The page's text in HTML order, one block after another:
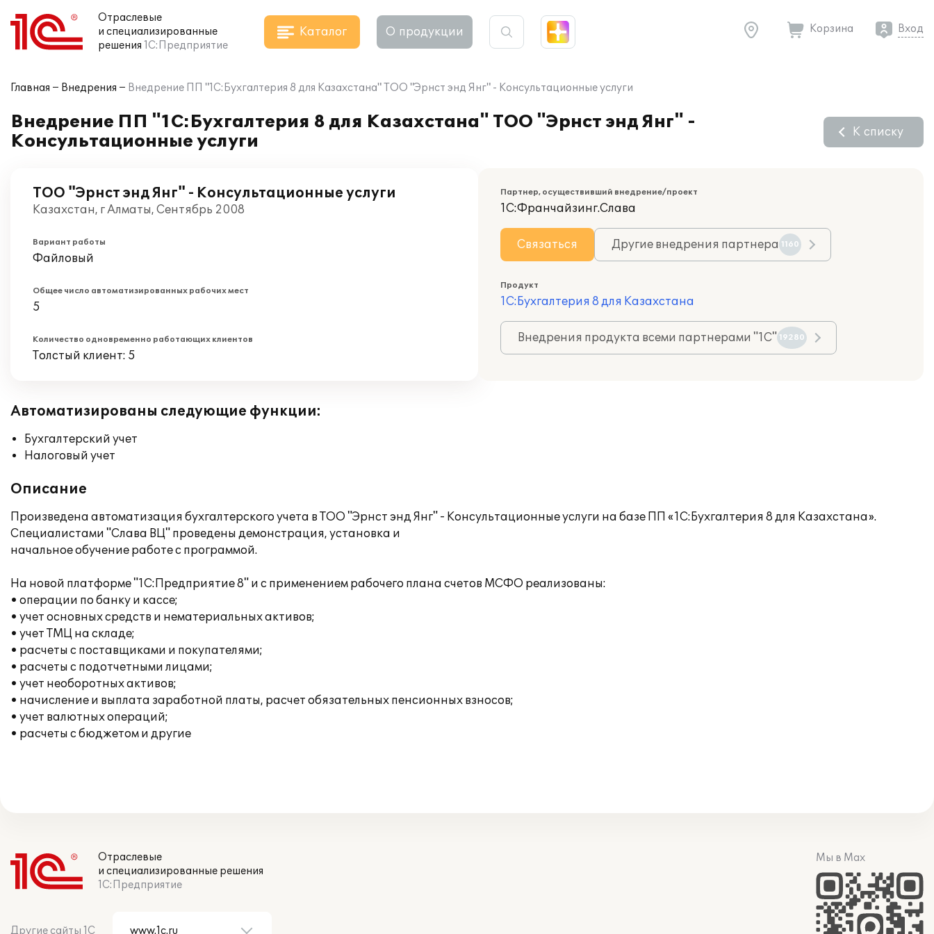
Отраслевые
и специализированные
решения 1С:Предприятие
Каталог О продукции Корзина Вход
Главная Внедрения Внедрение ПП "1С:Бухгалтерия 8 для Казахстана" ТОО "Эрнст энд Янг" - Консультационные услуги
Внедрение ПП "1С:Бухгалтерия 8 для Казахстана" ТОО "Эрнст энд Янг" -
Консультационные услуги
К списку
ТОО "Эрнст энд Янг" - Консультационные услуги
Казахстан, г Алматы, Сентябрь 2008
Вариант работы
Файловый
Общее число автоматизированных рабочих мест
5
Количество одновременно работающих клиентов
Толстый клиент: 5
Партнер, осуществивший внедрение/проект
1С:Франчайзинг.Слава
Связаться Другие внедрения партнера 1160
Продукт
1С:Бухгалтерия 8 для Казахстана
Внедрения продукта всеми партнерами "1С" 19280
Автоматизированы следующие функции:
Бухгалтерский учет
Налоговый учет
Описание
Произведена автоматизация бухгалтерского учета в ТОО "Эрнст энд Янг" - Консультационные услуги на базе ПП «1С:Бухгалтерия 8 для Казахстана».
Специалистами "Слава ВЦ" проведены демонстрация, установка и
начальное обучение работе с программой.
На новой платформе "1С:Предприятие 8" и с применением рабочего плана счетов МСФО реализованы:
• операции по банку и кассе;
• учет основных средств и нематериальных активов;
• учет ТМЦ на складе;
• расчеты с поставщиками и покупателями;
• расчеты с подотчетными лицами;
• учет необоротных активов;
• начисление и выплата заработной платы, расчет обязательных пенсионных взносов;
• учет валютных операций;
• расчеты с бюджетом и другие
Отраслевые
и специализированные решения
1С:Предприятие
Другие сайты 1С
Мы в Max